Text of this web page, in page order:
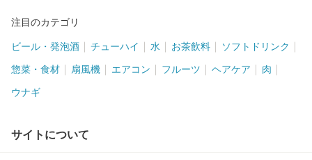
注目のカテゴリ
ビール・発泡酒 チューハイ 水 お茶飲料 ソフトドリンク
惣菜・食材 扇風機 エアコン フルーツ ヘアケア 肉
ウナギ
サイトについて